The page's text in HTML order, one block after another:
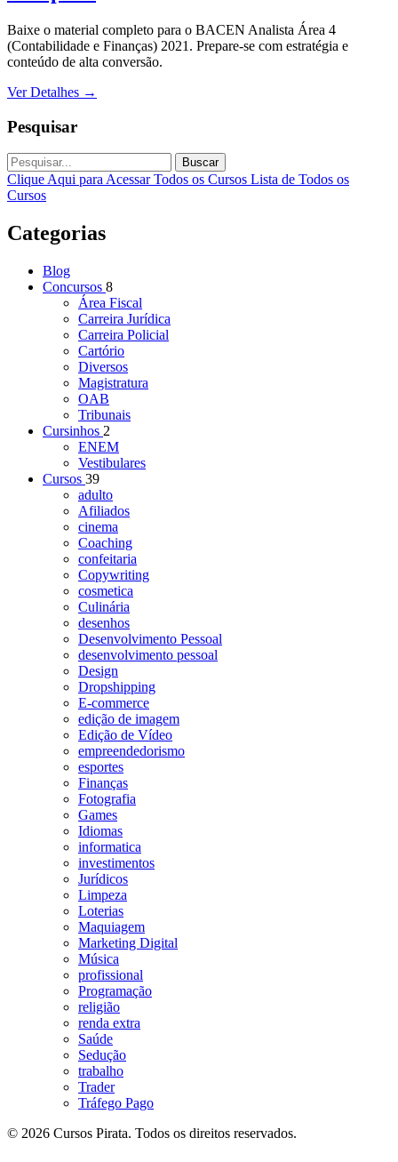
Baixe o material completo para o BACEN Analista Área 4
(Contabilidade e Finanças) 2021. Prepare-se com estratégia e
conteúdo de alta conversão.
Ver Detalhes →
Pesquisar
Buscar
Clique Aqui para Acessar Todos os Cursos Lista de Todos os
Cursos
Categorias
Blog
Concursos 8
Área Fiscal
Carreira Jurídica
Carreira Policial
Cartório
Diversos
Magistratura
OAB
Tribunais
Cursinhos 2
ENEM
Vestibulares
Cursos 39
adulto
Afiliados
cinema
Coaching
confeitaria
Copywriting
cosmetica
Culinária
desenhos
Desenvolvimento Pessoal
desenvolvimento pessoal
Design
Dropshipping
E-commerce
edição de imagem
Edição de Vídeo
empreendedorismo
esportes
Finanças
Fotografia
Games
Idiomas
informatica
investimentos
Jurídicos
Limpeza
Loterias
Maquiagem
Marketing Digital
Música
profissional
Programação
religião
renda extra
Saúde
Sedução
trabalho
Trader
Tráfego Pago
© 2026 Cursos Pirata. Todos os direitos reservados.